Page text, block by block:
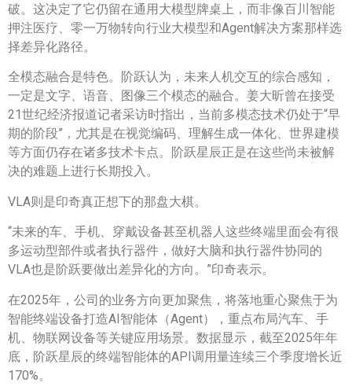
破。这决定了它仍留在通用大模型牌桌上，而非像百川智能
押注医疗、零一万物转向行业大模型和Agent解决方案那样选
择差异化路径。
全模态融合是特色。阶跃认为，未来人机交互的综合感知，
一定是文字、语音、图像三个模态的融合。姜大昕曾在接受
21世纪经济报道记者采访时指出，当前多模态技术仍处于“早
期的阶段”，尤其是在视觉编码、理解生成一体化、世界建模
等方面仍存在诸多技术卡点。阶跃星辰正是在这些尚未被解
决的难题上进行长期投入。
VLA则是印奇真正想下的那盘大棋。
“未来的车、手机、穿戴设备甚至机器人这些终端里面会有很
多运动型部件或者执行器件，做好大脑和执行器件协同的
VLA也是阶跃要做出差异化的方向。”印奇表示。
在2025年，公司的业务方向更加聚焦，将落地重心聚焦于为
智能终端设备打造AI智能体（Agent），重点布局汽车、手
机、物联网设备等关键应用场景。数据显示，截至2025年年
底，阶跃星辰的终端智能体的API调用量连续三个季度增长近
170%。